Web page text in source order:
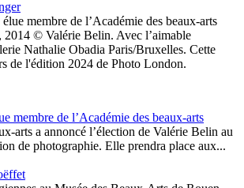
© Valérie Belin. Avec l’aimable
Nathalie Obadia Paris/Bruxelles. Cette
de l'édition 2024 de Photo London.
membre de l’Académie des beaux-arts
arts a annoncé l’élection de Valérie Belin au
de photographie. Elle prendra place aux...